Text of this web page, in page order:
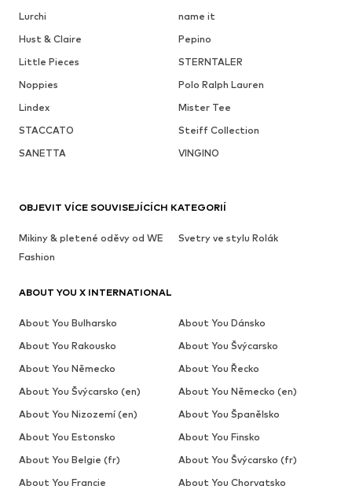
Lurchi
name it
Hust & Claire
Pepino
Little Pieces
STERNTALER
Noppies
Polo Ralph Lauren
Lindex
Mister Tee
STACCATO
Steiff Collection
SANETTA
VINGINO
OBJEVIT VÍCE SOUVISEJÍCÍCH KATEGORIÍ
Mikiny & pletené oděvy od WE
Fashion
Svetry ve stylu Rolák
ABOUT YOU X INTERNATIONAL
About You Bulharsko
About You Dánsko
About You Rakousko
About You Švýcarsko
About You Německo
About You Řecko
About You Švýcarsko (en)
About You Německo (en)
About You Nizozemí (en)
About You Španělsko
About You Estonsko
About You Finsko
About You Belgie (fr)
About You Švýcarsko (fr)
About You Francie
About You Chorvatsko